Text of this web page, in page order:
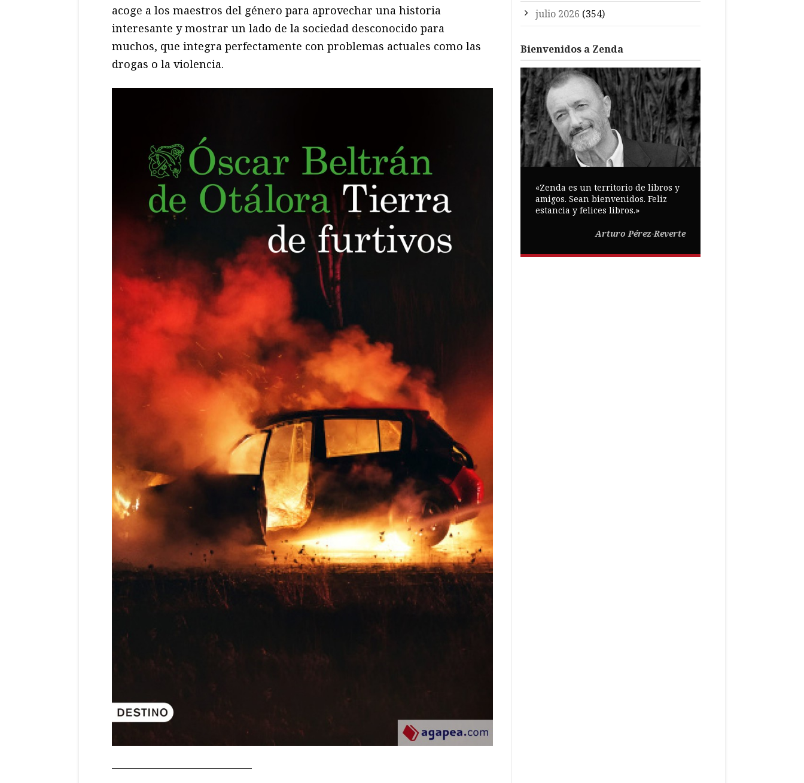
acoge a los maestros del género para aprovechar una historia
interesante y mostrar un lado de la sociedad desconocido para
muchos, que integra perfectamente con problemas actuales como las
drogas o la violencia.
—————————————
julio 2026 (354)
Bienvenidos a Zenda
«Zenda es un territorio de libros y
amigos. Sean bienvenidos. Feliz
estancia y felices libros.»
Arturo Pérez-Reverte